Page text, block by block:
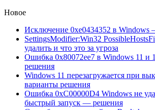
Новое
Исключение 0xe0434352 в
SettingsModifier:Win32
удалить и что это за угроза
Ошибка 0x80072ee7 в Windows 11 и
решения
Windows 11 перезагружается при
варианты решения
Ошибка 0xC00000D4 Windows не
быстрый запуск — решения